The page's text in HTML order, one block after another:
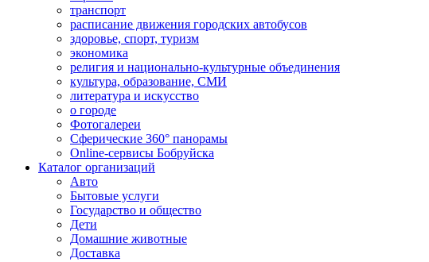
транспорт
расписание движения городских автобусов
здоровье, спорт, туризм
экономика
религия и национально-культурные объединения
культура, образование, СМИ
литература и искусство
о городе
Фотогалереи
Сферические 360° панорамы
Online-сервисы Бобруйска
Каталог организаций
Авто
Бытовые услуги
Государство и общество
Дети
Домашние животные
Доставка